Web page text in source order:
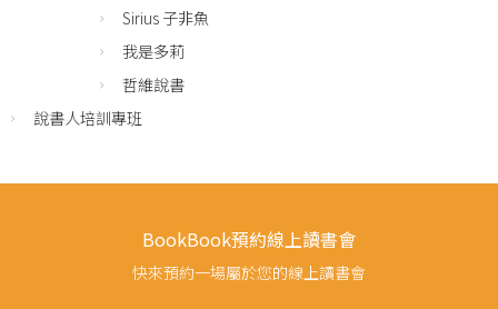
Sirius 子非魚
我是多莉
哲維說書
說書人培訓專班
BookBook預約線上讀書會
快來預約一場屬於您的線上讀書會